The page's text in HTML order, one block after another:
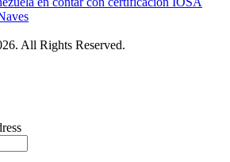
All Rights Reserved.